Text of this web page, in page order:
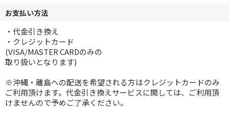
お支払い方法
・代金引き換え
・クレジットカード
(VISA/MASTER CARDのみの
取り扱いとなります)
※沖縄・離島への配送を希望される方はクレジットカードのみ
ご利用頂けます。代金引き換えサービスに関しては、ご利用頂
けませんので予めご了承ください。